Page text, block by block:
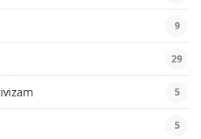
9
29
5
5